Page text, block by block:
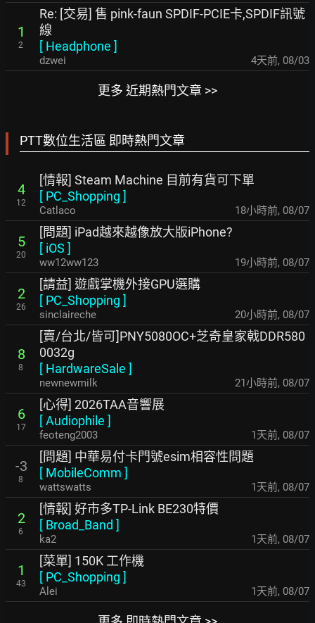
1
2
Re: [交易] 售 pink-faun SPDIF-PCIE卡,SPDIF訊號
線
[ Headphone ]
dzwei 4天前, 08/03
更多 近期熱門文章 >>
PTT數位生活區 即時熱門文章
4
12
[情報] Steam Machine 目前有貨可下單
[ PC_Shopping ]
Catlaco 18小時前, 08/07
5
20
[問題] iPad越來越像放大版iPhone?
[ iOS ]
ww12ww123 19小時前, 08/07
2
26
[請益] 遊戲掌機外接GPU選購
[ PC_Shopping ]
sinclaireche 20小時前, 08/07
8
8
[賣/台北/皆可]PNY5080OC+芝奇皇家戟DDR580
0032g
[ HardwareSale ]
newnewmilk 21小時前, 08/07
6
17
[心得] 2026TAA音響展
[Audiophile ]
feoteng2003 1天前, 08/07
-3
8
[問題] 中華易付卡門號esim相容性問題
[ MobileComm ]
wattswatts 1天前, 08/07
2
6
[情報] 好市多TP-Link BE230特價
[ Broad_Band ]
ka2 1天前, 08/07
1
43
[菜單] 150K 工作機
[ PC_Shopping ]
Alei 1天前, 08/07